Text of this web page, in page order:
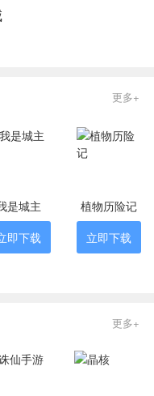
更多+
是城主
即下载
植物历险记
立即下载
更多+